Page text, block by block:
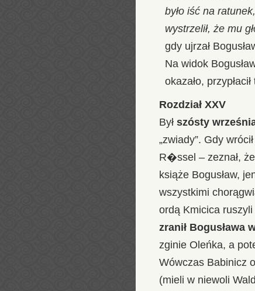
było iść na
wystrzelił, że mu
gdy ujrzał
Na widok
okazało,
Rozdział XXV
Był szósty
„zwiady”. Gdy
R�ssel – zeznał,
książe Bogusław,
wszystkimi
ordą Kmicica
zranił Bogusława
zginie Oleńka, a
Wówczas Babinicz
(mieli w niewoli